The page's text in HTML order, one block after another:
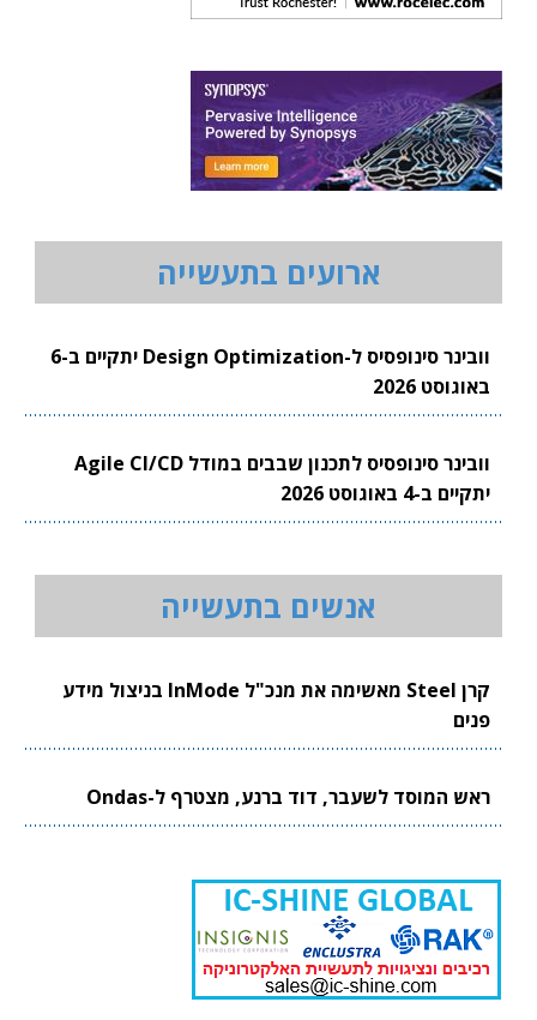
ארועים בתעשייה
וובינר סינופסיס ל-Design Optimization יתקיים ב-6
באוגוסט 2026
וובינר סינופסיס לתכנון שבבים במודל Agile CI/CD
יתקיים ב-4 באוגוסט 2026
אנשים בתעשייה
קרן Steel מאשימה את מנכ"ל InMode בניצול מידע
פנים
ראש המוסד לשעבר, דוד ברנע, מצטרף ל-Ondas